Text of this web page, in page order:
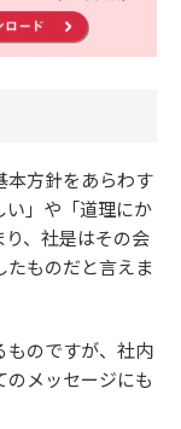
本方針をあらわす
い」や「道理にか
、社是はその会
ものだと言えま
ものですが、社内
メッセージにも